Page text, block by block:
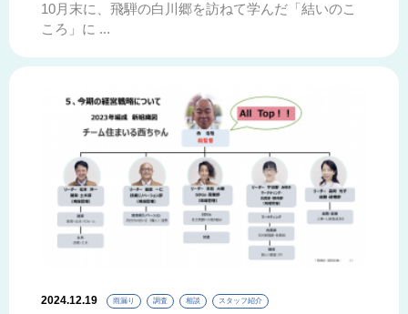
10月末に、飛騨の白川郷を訪ねて学んだ「結いのこ
ころ」に ...
2024.12.19 雨漏り 調査 相談 スタッフ紹介